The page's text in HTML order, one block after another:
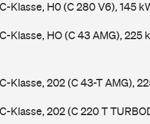
Klasse, H0 (C 280 V6), 145
Klasse, HO (C 43 AMG), 225
Klasse, 202 (C 43-T AMG),
Klasse, 202 (C 220 T